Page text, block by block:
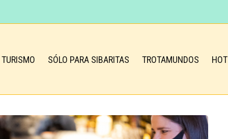
TURISMO SÓLO PARA SIBARITAS TROTAMUNDOS